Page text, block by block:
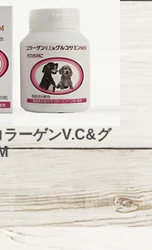
ーゲンV.C&グ